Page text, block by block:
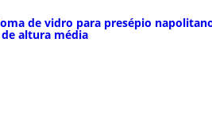
de vidro para presépio
altura média